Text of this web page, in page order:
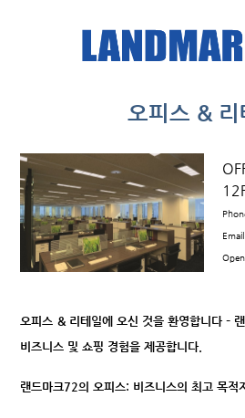
Office
Retail Mall
News & Events
Tenants ' Corner
오피스 & 리
Email
오피스 & 리테일에 오신 것을 환영합니다 –
비즈니스 및 쇼핑 경험을 제공합니다.
랜드마크72의 오피스: 비즈니스의 최고 목적지